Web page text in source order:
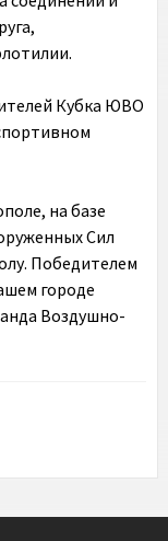
Кубка ЮВО
на базе
Сил
Победителем
городе
Воздушно-